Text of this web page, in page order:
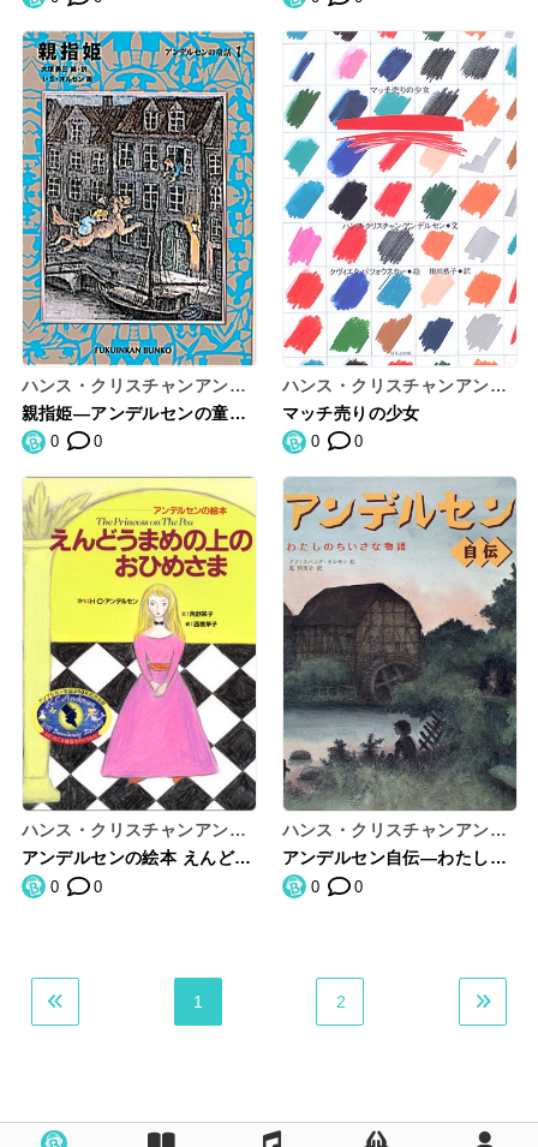
IbSpangOlsen,大塚勇三
ハンス・クリスチャンアンデ
ルセン,イブ・スパングオルセ
ン,HansChristianAndersen,
IbSpangOlsen,大塚勇三
親指姫―アンデルセンの童話
〈1〉 (福音館文庫 物語)
0 0
ハンス・クリスチャンアンデ
ルセン
マッチ売りの少女
0 0
ハンス・クリスチャンアンデ
ルセン,角野栄子
アンデルセンの絵本 えんどう
まめの上のおひめさま
0 0
ハンス・クリスチャンアンデ
ルセン,オルセン,イブ・スパ
ング,Olsen,IbSpang,侑美子,
乾
アンデルセン自伝―わたしの
ちいさな物語
0 0
1 2